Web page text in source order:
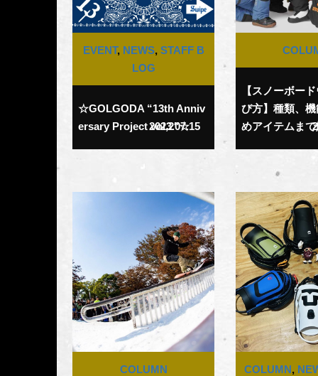
EVENT, NEWS, STAFF B
LOG
☆GOLGODA “13th Anniv
ersary Project vol,2″☆
2023.07.15
【スノーボー
び方】種類、
めアイテムま
COLUMN COLUMN,